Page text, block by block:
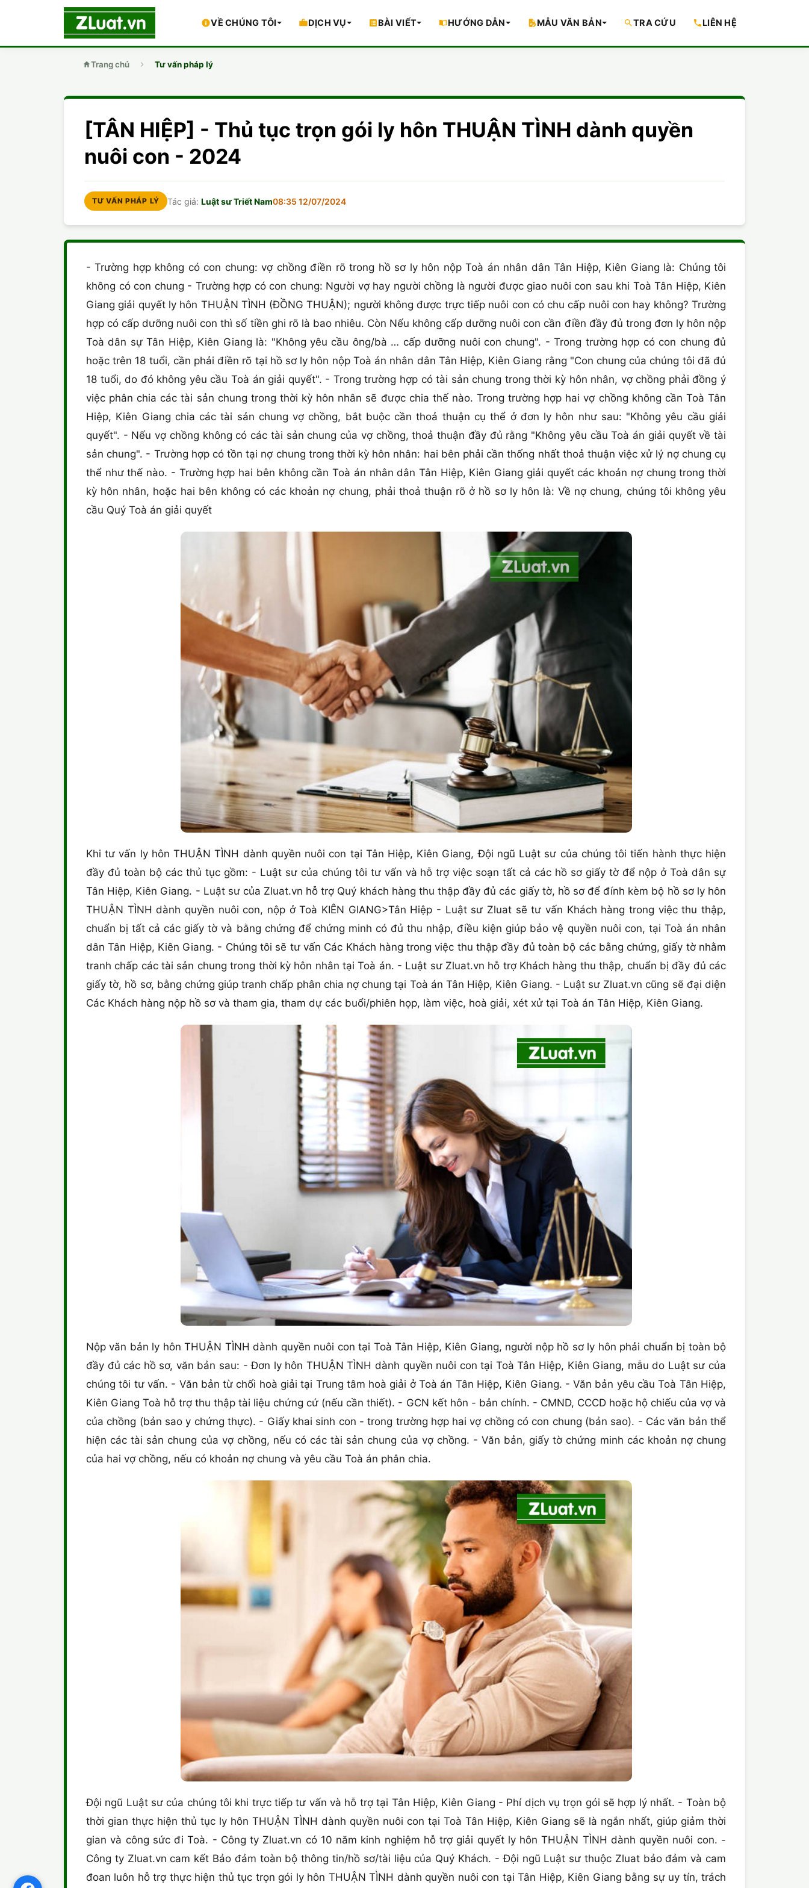
VỀ CHÚNG TÔI DỊCH VỤ BÀI VIẾT HƯỚNG DẪN MẪU VĂN BẢN TRA CỨU LIÊN HỆ
Trang chủ Tư vấn pháp lý
[TÂN HIỆP] - Thủ tục trọn gói ly hôn THUẬN TÌNH dành quyền
nuôi con - 2024
TƯ VẤN PHÁP LÝ Tác giả:Luật sư Triết Nam08:35 12/07/2024
- Trường hợp không có con chung: vợ chồng điền rõ trong hồ sơ ly hôn nộp Toà án nhân dân Tân Hiệp, Kiên Giang là: Chúng tôi
không có con chung - Trường hợp có con chung: Người vợ hay người chồng là người được giao nuôi con sau khi Toà Tân Hiệp, Kiên
Giang giải quyết ly hôn THUẬN TÌNH (ĐỒNG THUẬN); người không được trực tiếp nuôi con có chu cấp nuôi con hay không? Trường
hợp có cấp dưỡng nuôi con thì số tiền ghi rõ là bao nhiêu. Còn Nếu không cấp dưỡng nuôi con cần điền đầy đủ trong đơn ly hôn nộp
Toà dân sự Tân Hiệp, Kiên Giang là: "Không yêu cầu ông/bà … cấp dưỡng nuôi con chung". - Trong trường hợp có con chung đủ
hoặc trên 18 tuổi, cần phải điền rõ tại hồ sơ ly hôn nộp Toà án nhân dân Tân Hiệp, Kiên Giang rằng "Con chung của chúng tôi đã đủ
18 tuổi, do đó không yêu cầu Toà án giải quyết". - Trong trường hợp có tài sản chung trong thời kỳ hôn nhân, vợ chồng phải đồng ý
việc phân chia các tài sản chung trong thời kỳ hôn nhân sẽ được chia thế nào. Trong trường hợp hai vợ chồng không cần Toà Tân
Hiệp, Kiên Giang chia các tài sản chung vợ chồng, bắt buộc cần thoả thuận cụ thể ở đơn ly hôn như sau: "Không yêu cầu giải
quyết". - Nếu vợ chồng không có các tài sản chung của vợ chồng, thoả thuận đầy đủ rằng "Không yêu cầu Toà án giải quyết về tài
sản chung". - Trường hợp có tồn tại nợ chung trong thời kỳ hôn nhân: hai bên phải cần thống nhất thoả thuận việc xử lý nợ chung cụ
thể như thế nào. - Trường hợp hai bên không cần Toà án nhân dân Tân Hiệp, Kiên Giang giải quyết các khoản nợ chung trong thời
kỳ hôn nhân, hoặc hai bên không có các khoản nợ chung, phải thoả thuận rõ ở hồ sơ ly hôn là: Về nợ chung, chúng tôi không yêu
cầu Quý Toà án giải quyết
Khi tư vấn ly hôn THUẬN TÌNH dành quyền nuôi con tại Tân Hiệp, Kiên Giang, Đội ngũ Luật sư của chúng tôi tiến hành thực hiện
đầy đủ toàn bộ các thủ tục gồm: - Luật sư của chúng tôi tư vấn và hỗ trợ việc soạn tất cả các hồ sơ giấy tờ để nộp ở Toà dân sự
Tân Hiệp, Kiên Giang. - Luật sư của Zluat.vn hỗ trợ Quý khách hàng thu thập đầy đủ các giấy tờ, hồ sơ để đính kèm bộ hồ sơ ly hôn
THUẬN TÌNH dành quyền nuôi con, nộp ở Toà KIÊN GIANG>Tân Hiệp - Luật sư Zluat sẽ tư vấn Khách hàng trong việc thu thập,
chuẩn bị tất cả các giấy tờ và bằng chứng để chứng minh có đủ thu nhập, điều kiện giúp bảo vệ quyền nuôi con, tại Toà án nhân
dân Tân Hiệp, Kiên Giang. - Chúng tôi sẽ tư vấn Các Khách hàng trong việc thu thập đầy đủ toàn bộ các bằng chứng, giấy tờ nhằm
tranh chấp các tài sản chung trong thời kỳ hôn nhân tại Toà án. - Luật sư Zluat.vn hỗ trợ Khách hàng thu thập, chuẩn bị đầy đủ các
giấy tờ, hồ sơ, bằng chứng giúp tranh chấp phân chia nợ chung tại Toà án Tân Hiệp, Kiên Giang. - Luật sư Zluat.vn cũng sẽ đại diện
Các Khách hàng nộp hồ sơ và tham gia, tham dự các buổi/phiên họp, làm việc, hoà giải, xét xử tại Toà án Tân Hiệp, Kiên Giang.
Nộp văn bản ly hôn THUẬN TÌNH dành quyền nuôi con tại Toà Tân Hiệp, Kiên Giang, người nộp hồ sơ ly hôn phải chuẩn bị toàn bộ
đầy đủ các hồ sơ, văn bản sau: - Đơn ly hôn THUẬN TÌNH dành quyền nuôi con tại Toà Tân Hiệp, Kiên Giang, mẫu do Luật sư của
chúng tôi tư vấn. - Văn bản từ chối hoà giải tại Trung tâm hoà giải ở Toà án Tân Hiệp, Kiên Giang. - Văn bản yêu cầu Toà Tân Hiệp,
Kiên Giang Toà hỗ trợ thu thập tài liệu chứng cứ (nếu cần thiết). - GCN kết hôn - bản chính. - CMND, CCCD hoặc hộ chiếu của vợ và
của chồng (bản sao y chứng thực). - Giấy khai sinh con - trong trường hợp hai vợ chồng có con chung (bản sao). - Các văn bản thể
hiện các tài sản chung của vợ chồng, nếu có các tài sản chung của vợ chồng. - Văn bản, giấy tờ chứng minh các khoản nợ chung
của hai vợ chồng, nếu có khoản nợ chung và yêu cầu Toà án phân chia.
Đội ngũ Luật sư của chúng tôi khi trực tiếp tư vấn và hỗ trợ tại Tân Hiệp, Kiên Giang - Phí dịch vụ trọn gói sẽ hợp lý nhất. - Toàn bộ
thời gian thực hiện thủ tục ly hôn THUẬN TÌNH dành quyền nuôi con tại Toà Tân Hiệp, Kiên Giang sẽ là ngắn nhất, giúp giảm thời
gian và công sức đi Toà. - Công ty Zluat.vn có 10 năm kinh nghiệm hỗ trợ giải quyết ly hôn THUẬN TÌNH dành quyền nuôi con. -
Công ty Zluat.vn cam kết Bảo đảm toàn bộ thông tin/hồ sơ/tài liệu của Quý Khách. - Đội ngũ Luật sư thuộc Zluat bảo đảm và cam
đoan luôn hỗ trợ thực hiện thủ tục trọn gói ly hôn THUẬN TÌNH dành quyền nuôi con tại Tân Hiệp, Kiên Giang bằng sự uy tín, trách